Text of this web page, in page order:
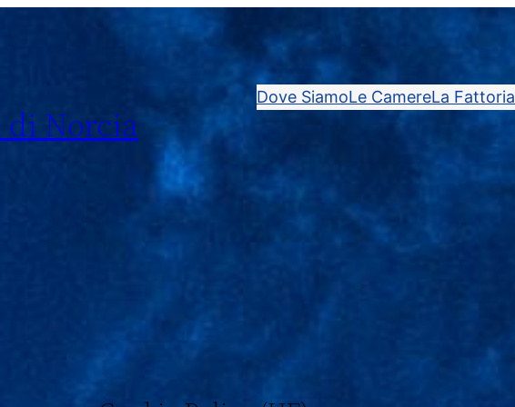
Norcia
Dove SiamoLe CamereLa Fattoria